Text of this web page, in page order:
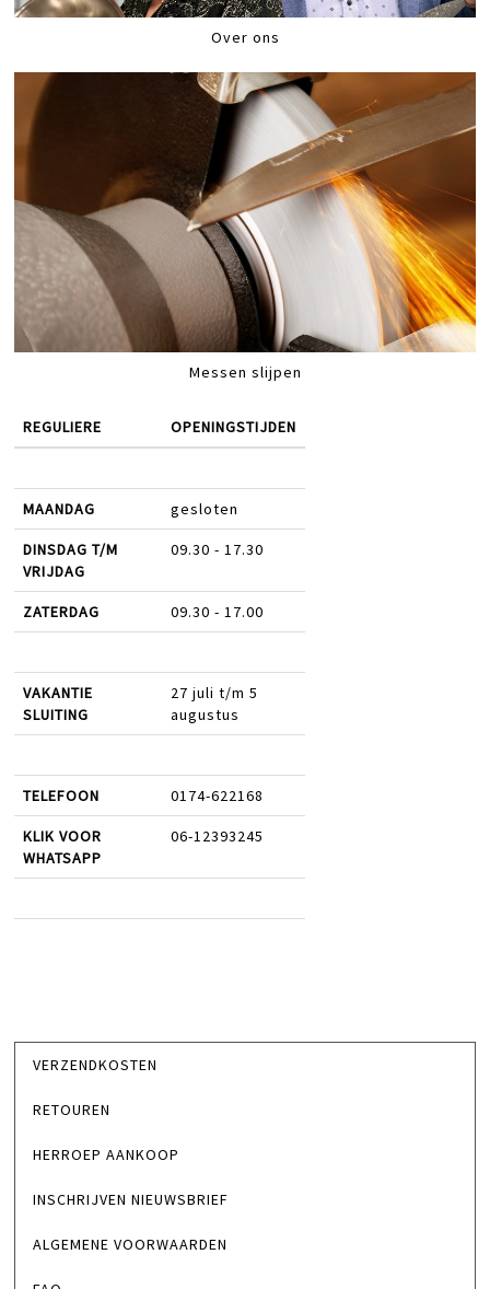
Over ons
Messen slijpen
REGULIERE OPENINGSTIJDEN
MAANDAG gesloten
DINSDAG T/M
VRIJDAG
09.30 - 17.30
ZATERDAG 09.30 - 17.00
VAKANTIE
SLUITING
27 juli t/m 5
augustus
TELEFOON 0174-622168
KLIK VOOR
WHATSAPP
06-12393245
VERZENDKOSTEN
RETOUREN
HERROEP AANKOOP
INSCHRIJVEN NIEUWSBRIEF
ALGEMENE VOORWAARDEN